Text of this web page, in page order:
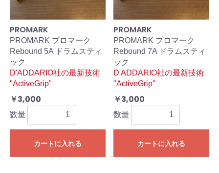
PROMARK
PROMARK プロマーク
Rebound 5A ドラムスティ
ック
D'ADDARIO社の最新技術
"ActiveGrip"
￥3,000
数量
カートに入れる
PROMARK
PROMARK プロマーク
Rebound 7A ドラムスティ
ック
D'ADDARIO社の最新技術
"ActiveGrip"
￥3,000
数量
カートに入れる